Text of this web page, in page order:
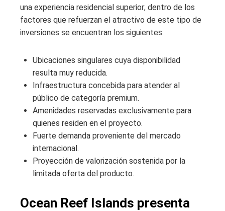
una experiencia residencial superior; dentro de los
factores que refuerzan el atractivo de este tipo de
inversiones se encuentran los siguientes:
Ubicaciones singulares cuya disponibilidad
resulta muy reducida.
Infraestructura concebida para atender al
público de categoría premium.
Amenidades reservadas exclusivamente para
quienes residen en el proyecto.
Fuerte demanda proveniente del mercado
internacional.
Proyección de valorización sostenida por la
limitada oferta del producto.
Ocean Reef Islands presenta